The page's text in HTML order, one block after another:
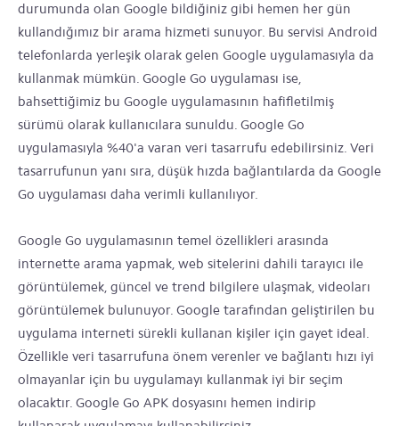
durumunda olan Google bildiğiniz gibi hemen her gün
kullandığımız bir arama hizmeti sunuyor. Bu servisi Android
telefonlarda yerleşik olarak gelen Google uygulamasıyla da
kullanmak mümkün. Google Go uygulaması ise,
bahsettiğimiz bu Google uygulamasının hafifletilmiş
sürümü olarak kullanıcılara sunuldu. Google Go
uygulamasıyla %40'a varan veri tasarrufu edebilirsiniz. Veri
tasarrufunun yanı sıra, düşük hızda bağlantılarda da Google
Go uygulaması daha verimli kullanılıyor.
Google Go uygulamasının temel özellikleri arasında
internette arama yapmak, web sitelerini dahili tarayıcı ile
görüntülemek, güncel ve trend bilgilere ulaşmak, videoları
görüntülemek bulunuyor. Google tarafından geliştirilen bu
uygulama interneti sürekli kullanan kişiler için gayet ideal.
Özellikle veri tasarrufuna önem verenler ve bağlantı hızı iyi
olmayanlar için bu uygulamayı kullanmak iyi bir seçim
olacaktır. Google Go APK dosyasını hemen indirip